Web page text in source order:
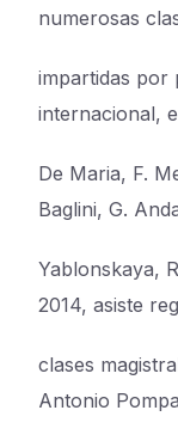
numerosas
impartidas por
internacional,
De Maria, F.
Baglini, G.
Yablonskaya,
2014, asiste
clases
Antonio